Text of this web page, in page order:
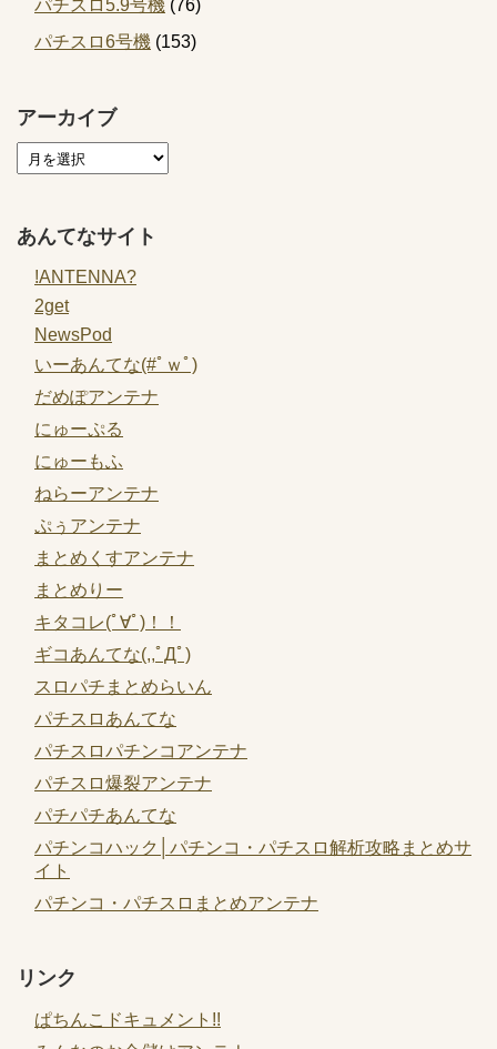
パチスロ5.9号機 (76)
パチスロ6号機 (153)
アーカイブ
あんてなサイト
!ANTENNA?
2get
NewsPod
いーあんてな(#ﾟｗﾟ)
だめぽアンテナ
にゅーぷる
にゅーもふ
ねらーアンテナ
ぷぅアンテナ
まとめくすアンテナ
まとめりー
キタコレ(ﾟ∀ﾟ)！！
ギコあんてな(,,ﾟДﾟ)
スロパチまとめらいん
パチスロあんてな
パチスロパチンコアンテナ
パチスロ爆裂アンテナ
パチパチあんてな
パチンコハック│パチンコ・パチスロ解析攻略まとめサ
イト
パチンコ・パチスロまとめアンテナ
リンク
ぱちんこドキュメント!!